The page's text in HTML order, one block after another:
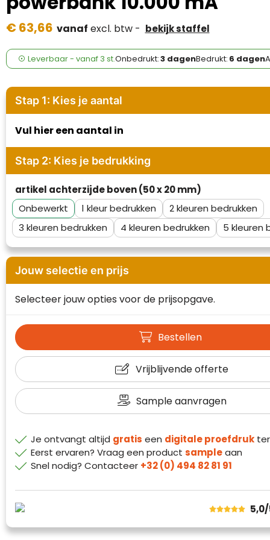
Fresh 'n Rebel
GolfOriginals
James Harvest
Kingcap
Moleskine
MyKit
Ocean Bottle
Parker
€ 63,66 vanaf excl. btw - bekijk staffel
Leverbaar- vanaf 3 st.Onbedrukt:3 dagenBedrukt: 6 dagen
Stap 1: Kies je aantal
Vul hier een aantal in
Stap 2: Kies je bedrukking
artikel achterzijde boven (50 x 20 mm)
Onbewerkt
1
2
3
4 5
Jouw selectie en prijs
Selecteer jouw opties voor de prijsopgave.
Bestellen
Vrijblijvende offerte
Sample aanvragen
Je ontvangt altijd gratis een digitale proefdrukter
Eerst ervaren? Vraag een product sampleaan
Snel nodig? Contacteer +32 (0) 494 82 81 91
Klantenbeoordelingen laten zien hoe een